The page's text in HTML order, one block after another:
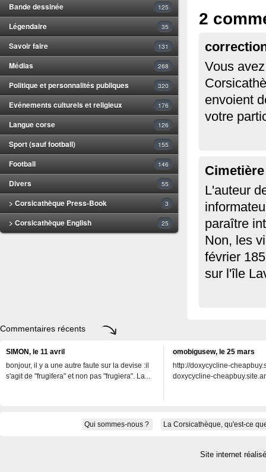
Bande dessinée 125
Légendaire 35
Savoir faire 131
Médias 268
Politique et personnalités publiques 320
Evénements culturels et religieux 176
Langue corse 126
Sport (sauf football) 155
Football 146
Divers 55
> Corsicathèque Press-Book 3
> Corsicathèque English 25
2
Vous
envoient
votre
L'auteur
paraître
Non, les
février
sur l'île
Commentaires récents
SIMON, le 11 avril
bonjour, il y a une autre faute sur la devise :il
s'agit de "frugifera" et non pas "frugiera". La...
omobigusew, le 25 mars
http://doxycycline-
doxycycline-
Qui sommes-nous ? La Corsicathèque, qu'est-ce
Site internet